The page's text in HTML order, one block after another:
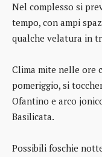
Nel complesso si
tempo, con ampi
qualche velatura in
Clima mite nelle ore
pomeriggio, si
Ofantino e arco
Basilicata.
Possibili foschie